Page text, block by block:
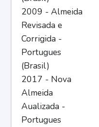
2009 - Almeida
Revisada e
Corrigida -
Portugues
(Brasil)
2017 - Nova
Almeida
Aualizada -
Portugues